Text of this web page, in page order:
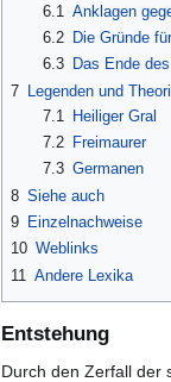
6.1
Anklagen
6.2
Die Gründe
6.3
Das Ende
7
Legenden und
7.1
Heiliger Gral
7.2
Freimaurer
7.3 Germanen
8 Siehe auch
9 Einzelnachweise
10 Weblinks
11
Andere Lexika
Entstehung
Durch den Zerfall der